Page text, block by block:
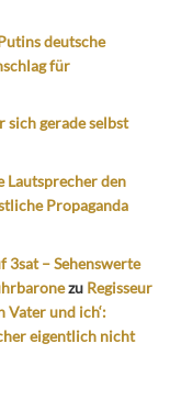
deutsche
für
sich gerade selbst
Lautsprecher den
Propaganda
3sat – Sehenswerte
zu Regisseur
Vater und ich‘:
eigentlich nicht